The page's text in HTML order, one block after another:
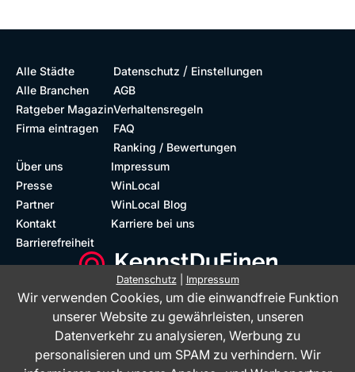
Alle Städte
Alle Branchen
Ratgeber Magazin
Firma eintragen
Datenschutz / Einstellungen
AGB
Verhaltensregeln
FAQ
Ranking / Bewertungen
Über uns
Presse
Partner
Kontakt
Barrierefreiheit
Impressum
WinLocal
WinLocal Blog
Karriere bei uns
Datenschutz| Impressum
Wir verwenden Cookies, um die einwandfreie Funktion
unserer Website zu gewährleisten, unseren
Datenverkehr zu analysieren, Werbung zu
personalisieren und um SPAM zu verhindern. Wir